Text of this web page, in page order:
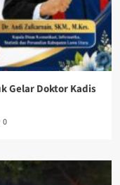
Gelar Doktor Kadis
0